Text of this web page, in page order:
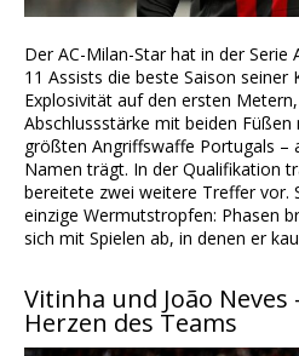
Der AC-Milan-Star hat in der
11 Assists die beste Saison seiner
Explosivität auf den ersten
Abschlussstärke mit beiden
größten Angriffswaffe Portugals –
Namen trägt. In der Qualifikation
bereitete zwei weitere Treffer vor.
einzige Wermutstropfen: Phasen
sich mit Spielen ab, in denen er
Vitinha und João Neves
Herzen des Teams